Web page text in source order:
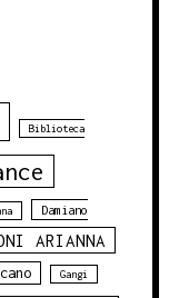
Biblioteca
Damiano
ARIANNA
Gangi